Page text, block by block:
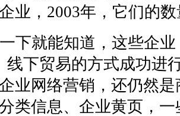
业，2003年，它们的
下就能知道，这些企业
线下贸易的方式成功进
业网络营销，还仍然
类信息、企业黄页，一